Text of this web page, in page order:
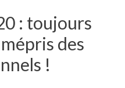
: toujours
des
!